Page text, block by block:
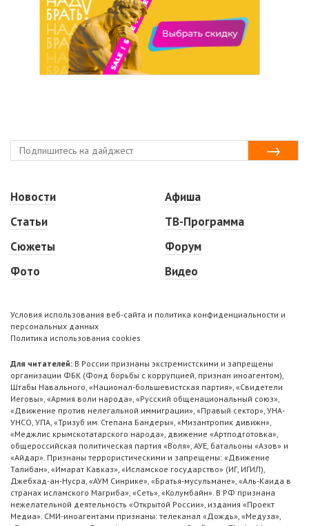
Новости
Статьи
Сюжеты
Фото
Афиша
ТВ-Программа
Форум
Видео
Условия использования веб-сайта и политика конфиденциальности и
персональных данных
Политика использования cookies
Для читателей: В России признаны экстремистскими и запрещены
организации ФБК (Фонд борьбы с коррупцией, признан иноагентом),
Штабы Навального, «Национал-большевистская партия», «Свидетели
Иеговы», «Армия воли народа», «Русский общенациональный союз»,
«Движение против нелегальной иммиграции», «Правый сектор», УНА-
УНСО, УПА, «Тризуб им. Степана Бандеры», «Мизантропик дивижн»,
«Меджлис крымскотатарского народа», движение «Артподготовка»,
общероссийская политическая партия «Воля», АУЕ, батальоны «Азов» и
«Айдар». Признаны террористическими и запрещены: «Движение
Талибан», «Имарат Кавказ», «Исламское государство» (ИГ, ИГИЛ),
Джебхад-ан-Нусра, «АУМ Синрике», «Братья-мусульмане», «Аль-Каида в
странах исламского Магриба», «Сеть», «Колумбайн». В РФ признана
нежелательной деятельность «Открытой России», издания «Проект
Медиа». СМИ-иноагентами признаны: телеканал «Дождь», «Медуза»,